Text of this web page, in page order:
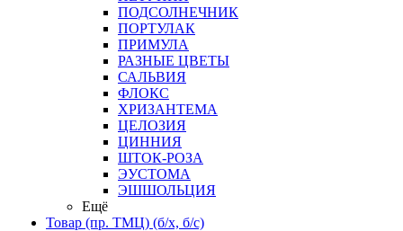
ПОДСОЛНЕЧНИК
ПОРТУЛАК
ПРИМУЛА
РАЗНЫЕ ЦВЕТЫ
САЛЬВИЯ
ФЛОКС
ХРИЗАНТЕМА
ЦЕЛОЗИЯ
ЦИННИЯ
ШТОК-РОЗА
ЭУСТОМА
ЭШШОЛЬЦИЯ
Ещё
Товар (пр. ТМЦ) (б/х, б/с)